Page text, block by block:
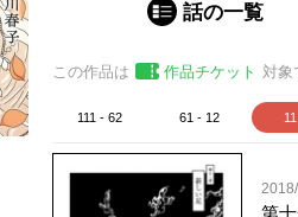
話の一覧
この作品は 作品チケット 対象
111 - 62 61 - 12